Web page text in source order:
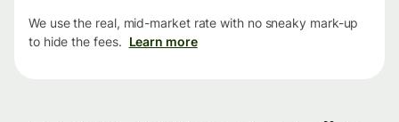
We use the real, mid-market rate with no sneaky mark-up
to hide the fees. Learn more